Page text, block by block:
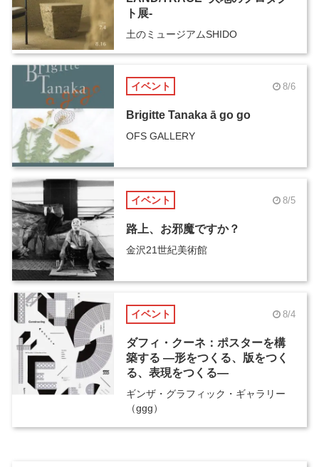
ト展-
土のミュージアムSHIDO
イベント 8/6
Brigitte Tanaka ā go go
OFS GALLERY
イベント 8/5
路上、お邪魔ですか？
金沢21世紀美術館
イベント 8/4
ダフィ・クーネ：ポスターを構
築する ―形をつくる、版をつく
る、表現をつくる―
ギンザ・グラフィック・ギャラリー
（ggg）